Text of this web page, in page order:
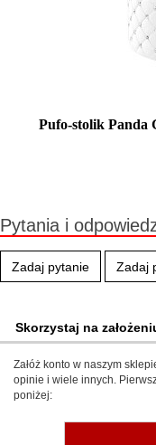
Pufo-stolik Panda
Pytania i
Zadaj pytanie Zadaj
Skorzystaj na
Załóż konto w naszym
opinie i wiele innych.
poniżej: